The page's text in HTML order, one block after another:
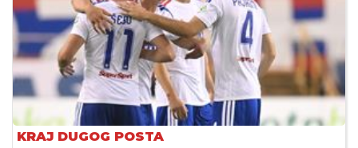
KRAJ DUGOG POSTA